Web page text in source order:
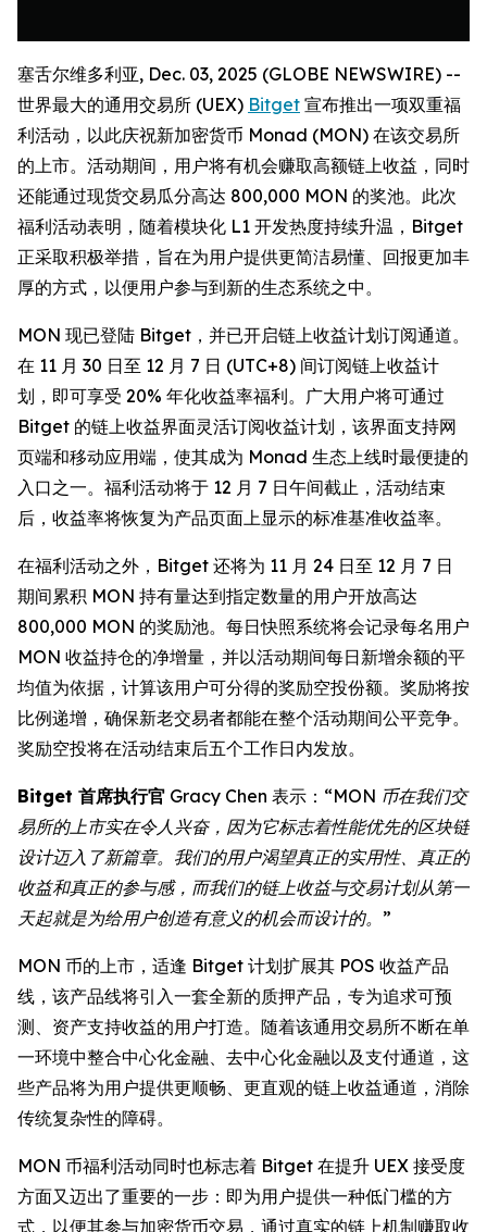
塞舌尔维多利亚, Dec. 03, 2025 (GLOBE NEWSWIRE) --
世界最大的通用交易所 (UEX) Bitget 宣布推出一项双重福
利活动，以此庆祝新加密货币 Monad (MON) 在该交易所
的上市。活动期间，用户将有机会赚取高额链上收益，同时
还能通过现货交易瓜分高达 800,000 MON 的奖池。此次
福利活动表明，随着模块化 L1 开发热度持续升温，Bitget
正采取积极举措，旨在为用户提供更简洁易懂、回报更加丰
厚的方式，以便用户参与到新的生态系统之中。
MON 现已登陆 Bitget，并已开启链上收益计划订阅通道。
在 11 月 30 日至 12 月 7 日 (UTC+8) 间订阅链上收益计
划，即可享受 20% 年化收益率福利。广大用户将可通过
Bitget 的链上收益界面灵活订阅收益计划，该界面支持网
页端和移动应用端，使其成为 Monad 生态上线时最便捷的
入口之一。福利活动将于 12 月 7 日午间截止，活动结束
后，收益率将恢复为产品页面上显示的标准基准收益率。
在福利活动之外，Bitget 还将为 11 月 24 日至 12 月 7 日
期间累积 MON 持有量达到指定数量的用户开放高达
800,000 MON 的奖励池。每日快照系统将会记录每名用户
MON 收益持仓的净增量，并以活动期间每日新增余额的平
均值为依据，计算该用户可分得的奖励空投份额。奖励将按
比例递增，确保新老交易者都能在整个活动期间公平竞争。
奖励空投将在活动结束后五个工作日内发放。
Bitget 首席执行官 Gracy Chen 表示： “MON 币在我们交
易所的上市实在令人兴奋，因为它标志着性能优先的区块链
设计迈入了新篇章。我们的用户渴望真正的实用性、真正的
收益和真正的参与感，而我们的链上收益与交易计划从第一
天起就是为给用户创造有意义的机会而设计的。”
MON 币的上市，适逢 Bitget 计划扩展其 POS 收益产品
线，该产品线将引入一套全新的质押产品，专为追求可预
测、资产支持收益的用户打造。随着该通用交易所不断在单
一环境中整合中心化金融、去中心化金融以及支付通道，这
些产品将为用户提供更顺畅、更直观的链上收益通道，消除
传统复杂性的障碍。
MON 币福利活动同时也标志着 Bitget 在提升 UEX 接受度
方面又迈出了重要的一步：即为用户提供一种低门槛的方
式，以便其参与加密货币交易，通过真实的链上机制赚取收